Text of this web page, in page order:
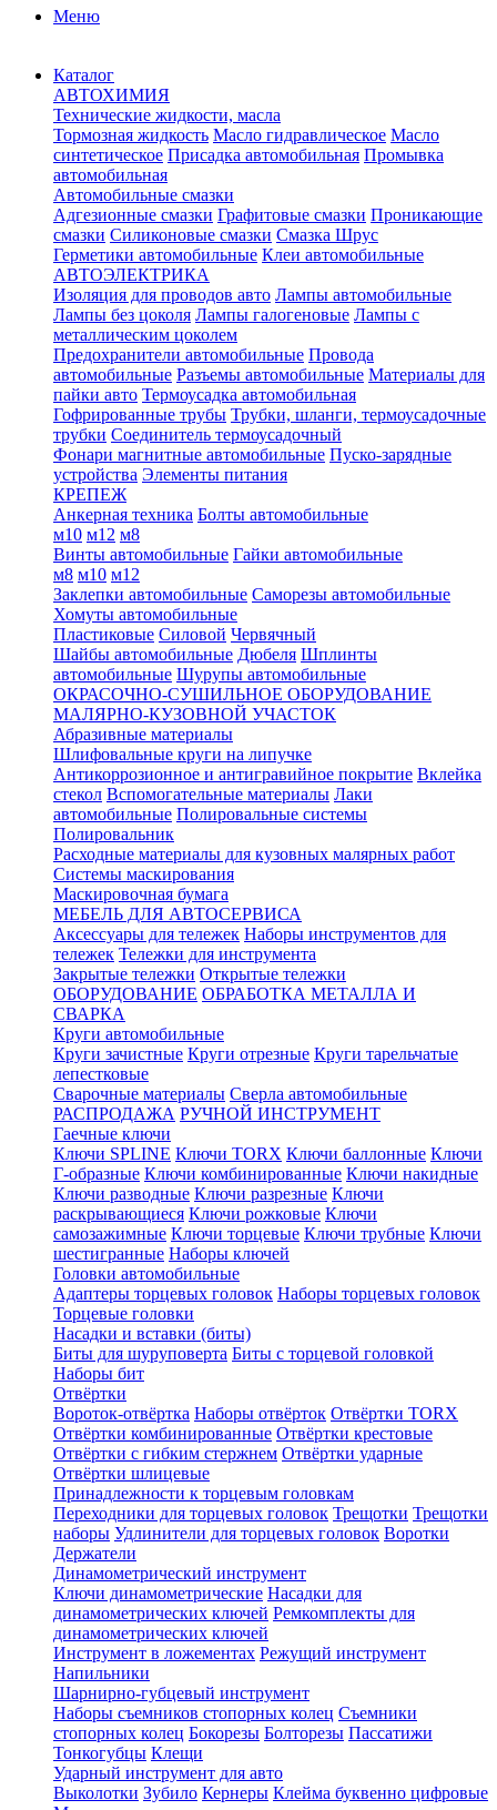
Меню
Каталог
АВТОХИМИЯ
Технические жидкости, масла
Тормозная жидкость Масло гидравлическое Масло
синтетическое Присадка автомобильная Промывка
автомобильная
Автомобильные смазки
Адгезионные смазки Графитовые смазки Проникающие
смазки Силиконовые смазки Смазка Шрус
Герметики автомобильные Клеи автомобильные
АВТОЭЛЕКТРИКА
Изоляция для проводов авто Лампы автомобильные
Лампы без цоколя Лампы галогеновые Лампы с
металлическим цоколем
Предохранители автомобильные Провода
автомобильные Разъемы автомобильные Материалы для
пайки авто Термоусадка автомобильная
Гофрированные трубы Трубки, шланги, термоусадочные
трубки Соединитель термоусадочный
Фонари магнитные автомобильные Пуско-зарядные
устройства Элементы питания
КРЕПЕЖ
Анкерная техника Болты автомобильные
м10 м12 м8
Винты автомобильные Гайки автомобильные
м8 м10 м12
Заклепки автомобильные Саморезы автомобильные
Хомуты автомобильные
Пластиковые Силовой Червячный
Шайбы автомобильные Дюбеля Шплинты
автомобильные Шурупы автомобильные
ОКРАСОЧНО-СУШИЛЬНОЕ ОБОРУДОВАНИЕ
МАЛЯРНО-КУЗОВНОЙ УЧАСТОК
Абразивные материалы
Шлифовальные круги на липучке
Антикоррозионное и антигравийное покрытие Вклейка
стекол Вспомогательные материалы Лаки
автомобильные Полировальные системы
Полировальник
Расходные материалы для кузовных малярных работ
Системы маскирования
Маскировочная бумага
МЕБЕЛЬ ДЛЯ АВТОСЕРВИСА
Аксессуары для тележек Наборы инструментов для
тележек Тележки для инструмента
Закрытые тележки Открытые тележки
ОБОРУДОВАНИЕ ОБРАБОТКА МЕТАЛЛА И
СВАРКА
Круги автомобильные
Круги зачистные Круги отрезные Круги тарельчатые
лепестковые
Сварочные материалы Сверла автомобильные
РАСПРОДАЖА РУЧНОЙ ИНСТРУМЕНТ
Гаечные ключи
Ключи SPLINE Ключи TORX Ключи баллонные Ключи
Г-образные Ключи комбинированные Ключи накидные
Ключи разводные Ключи разрезные Ключи
раскрывающиеся Ключи рожковые Ключи
самозажимные Ключи торцевые Ключи трубные Ключи
шестигранные Наборы ключей
Головки автомобильные
Адаптеры торцевых головок Наборы торцевых головок
Торцевые головки
Насадки и вставки (биты)
Биты для шуруповерта Биты с торцевой головкой
Наборы бит
Отвёртки
Вороток-отвёртка Наборы отвёрток Отвёртки TORX
Отвёртки комбинированные Отвёртки крестовые
Отвёртки с гибким стержнем Отвёртки ударные
Отвёртки шлицевые
Принадлежности к торцевым головкам
Переходники для торцевых головок Трещотки Трещотки
наборы Удлинители для торцевых головок Воротки
Держатели
Динамометрический инструмент
Ключи динамометрические Насадки для
динамометрических ключей Ремкомплекты для
динамометрических ключей
Инструмент в ложементах Режущий инструмент
Напильники
Шарнирно-губцевый инструмент
Наборы съемников стопорных колец Съемники
стопорных колец Бокорезы Болторезы Пассатижи
Тонкогубцы Клещи
Ударный инструмент для авто
Выколотки Зубило Кернеры Клейма буквенно цифровые